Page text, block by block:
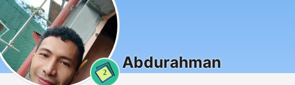
2
Abdurahman